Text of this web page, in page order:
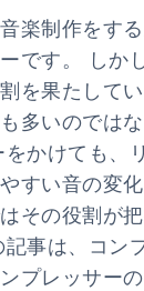
楽制作をす
です。 しか
を果たして
多いのでは
かけても、
すい音の変
その役割が
事は、コン
プレッサー